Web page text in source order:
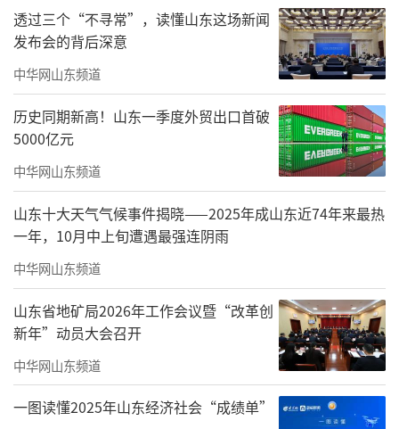
西藏桑珠孜区海拔3840米
在这片面积为3664.8平方公里的土地上
生活着约18万居民
常年存在“就医难”的问题
索朗旦增所在的纳尔乡
透过三个“不寻常”，读懂山东这场新闻
发布会的背后深意
中华网山东频道
历史同期新高！山东一季度外贸出口首破
5000亿元
中华网山东频道
山东十大天气气候事件揭晓——2025年成山东近74年来最热
一年，10月中上旬遭遇最强连阴雨
中华网山东频道
山东省地矿局2026年工作会议暨“改革创
新年”动员大会召开
中华网山东频道
一图读懂2025年山东经济社会“成绩单”